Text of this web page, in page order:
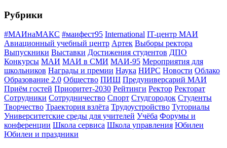
Рубрики
#МАИнаМАКС #маифест95 International IT-центр МАИ
Авиационный учебный центр Артек Выборы ректора
Выпускники Выставки Достижения студентов ДПО
Конкурсы МАИ МАИ в СМИ МАИ-95 Мероприятия для
школьников Награды и премии Наука НИРС Новости Облако
Образование 2.0 Общество ПИШ Предуниверсарий МАИ
Приём гостей Приоритет-2030 Рейтинги Ректор Ректорат
Сотрудники Сотрудничество Спорт Студгородок Студенты
Творчество Траектория взлёта Трудоустройство Туториалы
Университетские среды для учителей Учёба Форумы и
конференции Школа сервиса Школа управления Юбилеи
Юбилеи и праздники